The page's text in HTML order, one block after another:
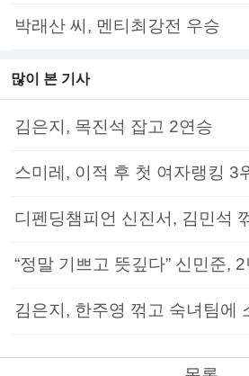
박래산 씨, 멘티최강전 우승
많이 본 기사
김은지, 목진석 잡고 2연승
스미레, 이적 후 첫 여자랭킹 3
디펜딩챔피언 신진서, 김민석
“정말 기쁘고 뜻깊다” 신민준,
김은지, 한주영 꺾고 숙녀팀에